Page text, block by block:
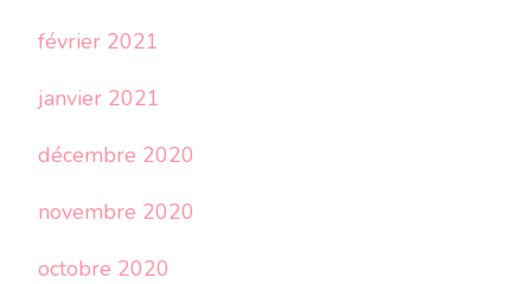
février 2021
janvier 2021
décembre 2020
novembre 2020
octobre 2020